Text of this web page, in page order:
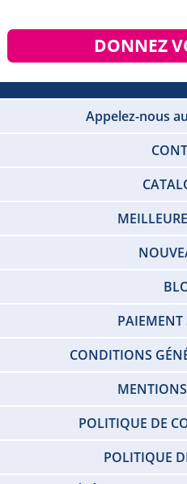
DONNEZ
Appelez-nous
PAIEMENT
CONDITIONS
POLITIQUE DE
POLITIQUE